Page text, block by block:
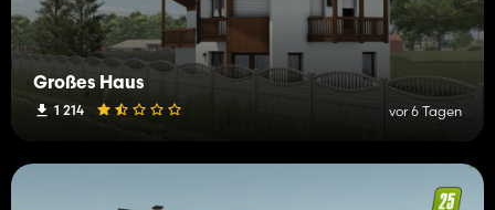
Großes Haus
1 214 vor 6 Tagen